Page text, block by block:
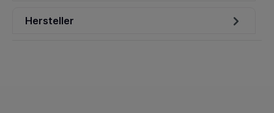
Hersteller